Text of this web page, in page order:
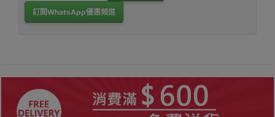
訂閱WhatsApp優惠頻道